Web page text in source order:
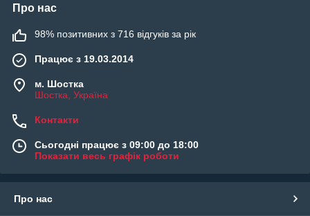
Про нас
98% позитивних з 716 відгуків за рік
Працює з 19.03.2014
м. Шостка
Шостка, Україна
Контакти
Сьогодні працює з 09:00 до 18:00
Показати весь графік роботи
Про нас